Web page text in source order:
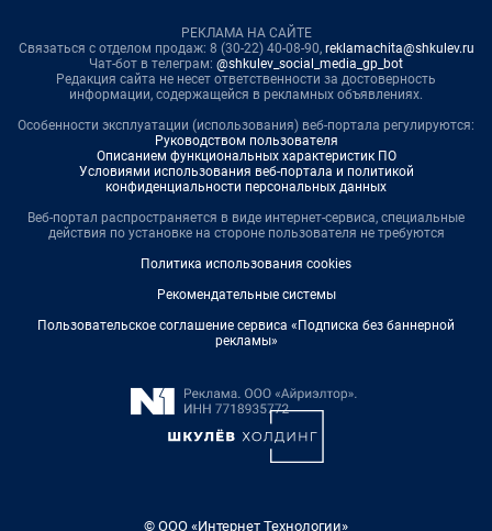
РЕКЛАМА НА САЙТЕ
Связаться с отделом продаж: 8 (30-22) 40-08-90, reklamachita@shkulev.ru
Чат-бот в телеграм: @shkulev_social_media_gp_bot
Редакция сайта не несет ответственности за достоверность
информации, содержащейся в рекламных объявлениях.
Особенности эксплуатации (использования) веб-портала регулируются:
Руководством пользователя
Описанием функциональных характеристик ПО
Условиями использования веб-портала и политикой
конфиденциальности персональных данных
Веб-портал распространяется в виде интернет-сервиса, специальные
действия по установке на стороне пользователя не требуются
Политика использования cookies
Рекомендательные системы
Пользовательское соглашение сервиса «Подписка без баннерной
рекламы»
© ООО «Интернет Технологии»